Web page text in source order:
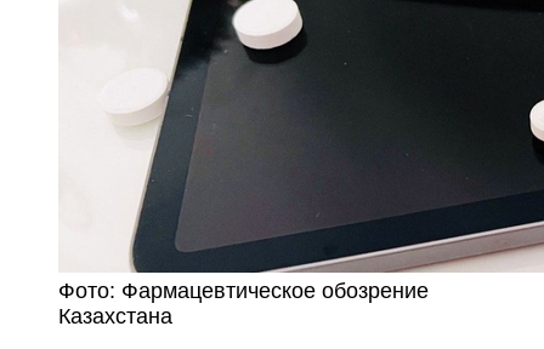
Фото: Фармацевтическое обозрение
Казахстана